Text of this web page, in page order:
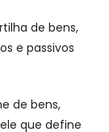
de bens,
e passivos
de bens,
que define